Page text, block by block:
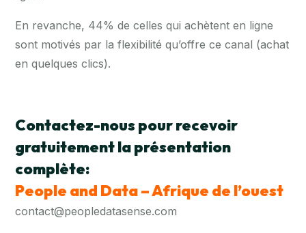
En revanche, 44% de celles qui achètent en ligne
sont motivés par la flexibilité qu’offre ce canal (achat
en quelques clics).
Contactez-nous pour recevoir
gratuitement la présentation
complète:
People and Data – Afrique de l’ouest
contact@peopledatasense.com